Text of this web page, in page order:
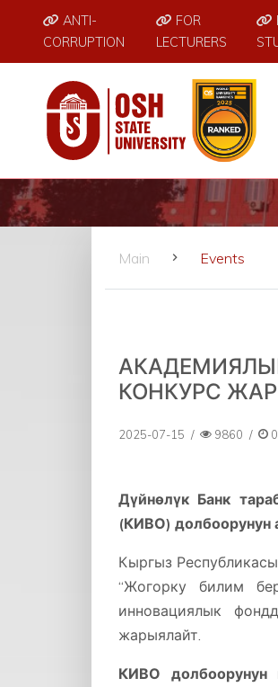
ANTI-
CORRUPTION
FOR
LECTURERS
Main Events
КОНКУРС
2025-07-15 / 9860 /
Дүйнөлүк Банк
(КИВО) долбоорунун
Кыргыз
“Жогорку билим
инновациялык
жарыялайт.
КИВО долбоорунун